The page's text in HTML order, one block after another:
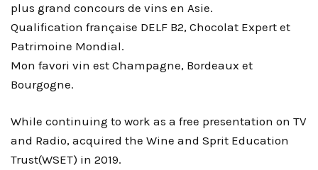
plus grand concours de vins en Asie.
Qualification française DELF B2, Chocolat Expert et
Patrimoine Mondial.
Mon favori vin est Champagne, Bordeaux et
Bourgogne.
While continuing to work as a free presentation on TV
and Radio, acquired the Wine and Sprit Education
Trust(WSET) in 2019.